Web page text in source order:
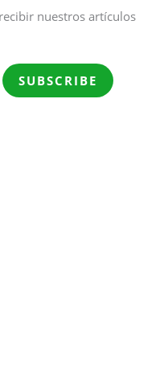
nuestros artículos
SUBSCRIBE